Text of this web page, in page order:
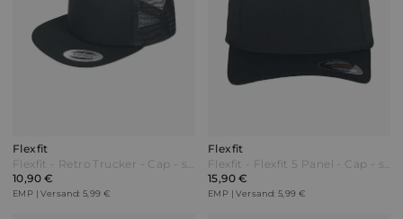
Flexfit
Flexfit - Retro Trucker - Cap - schwarz
10,90 €
EMP | Versand: 5,99 €
Flexfit
Flexfit - Flexfit 5 Panel - Cap - schwarz
15,90 €
EMP | Versand: 5,99 €